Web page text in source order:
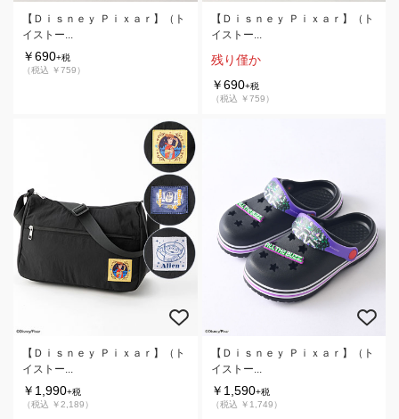
【Ｄｉｓｎｅｙ Ｐｉｘａｒ】（ト
イストー...
￥690+税
（税込 ￥759）
【Ｄｉｓｎｅｙ Ｐｉｘａｒ】（ト
イストー...
残り僅か
￥690+税
（税込 ￥759）
【Ｄｉｓｎｅｙ Ｐｉｘａｒ】（ト
イストー...
￥1,990+税
（税込 ￥2,189）
【Ｄｉｓｎｅｙ Ｐｉｘａｒ】（ト
イストー...
￥1,590+税
（税込 ￥1,749）